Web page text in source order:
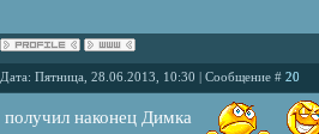
Дата: Пятница, 28.06.2013, 10:30 | Сообщение # 20
получил наконец Димка